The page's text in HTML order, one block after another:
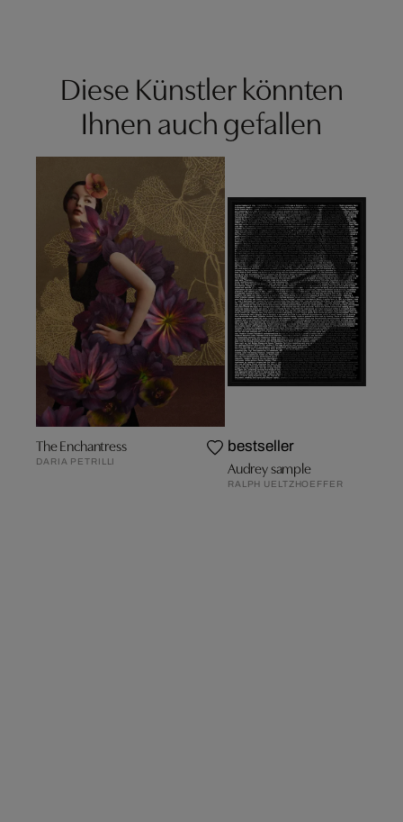
Diese Künstler könnten
Ihnen auch gefallen
The Enchantress
DARIA PETRILLI
bestseller
Audrey sample
RALPH UELTZHOEFFER